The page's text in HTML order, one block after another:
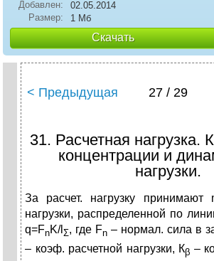
Добавлен:
02.05.2014
Размер:
1 Мб
Скачать
< Предыдущая 27 / 29
31. Расчетная
концентрации и
нагрузки.
За расчет. нагрузку принимают
нагрузки, распределенной по
q=FnK/l Σ, где Fn – нормал. сила в
– коэф. расчетной нагрузки, Кβ –